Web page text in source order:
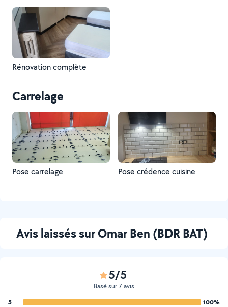
Rénovation complète
Carrelage
Pose carrelage Pose crédence cuisine
Avis laissés sur Omar Ben (BDR BAT)
5/5
Basé sur 7 avis
5
100%